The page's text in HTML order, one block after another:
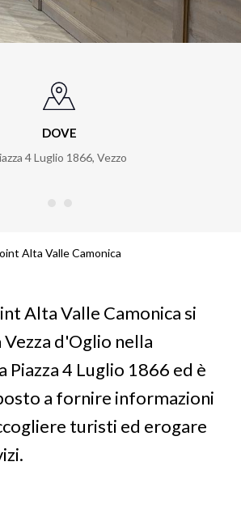
DOVE
4 Luglio 1866, Vezzo
Alta Valle Camonica
Alta Valle Camonica si
d'Oglio nella
Piazza 4 Luglio 1866 ed è
a fornire informazioni
turisti ed erogare